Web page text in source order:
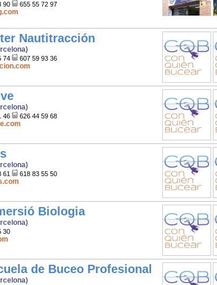
90 655 55 72 97
Nautitracción
74 607 59 93 36
46 626 44 59 68
61 618 83 55 50
Biologia
30
de Buceo Profesional